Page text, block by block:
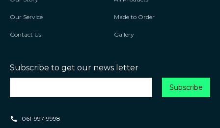
Our Service
Contact Us
Made to Order
Gallery
Subscribe to get our news letter
061-997-9998